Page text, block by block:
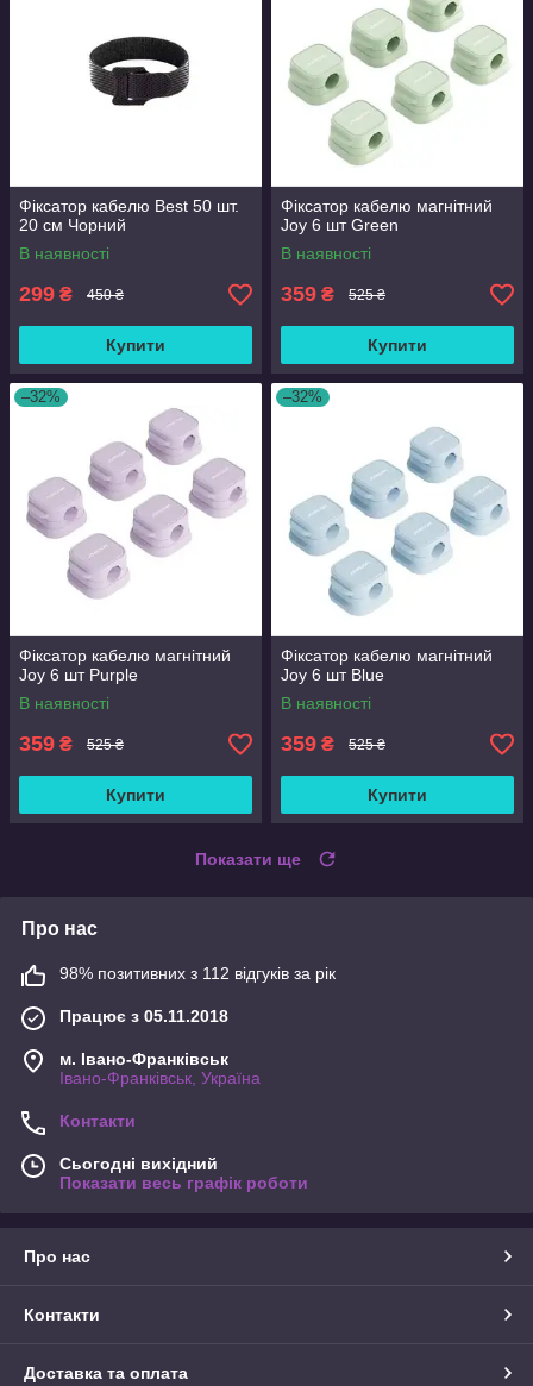
Фіксатор кабелю Best 50 шт.
20 см Чорний
В наявності
299 ₴ 450 ₴
Купити
Фіксатор кабелю магнітний
Joy 6 шт Green
В наявності
359 ₴ 525 ₴
Купити
–32%
Фіксатор кабелю магнітний
Joy 6 шт Purple
В наявності
359 ₴ 525 ₴
Купити
–32%
Фіксатор кабелю магнітний
Joy 6 шт Blue
В наявності
359 ₴ 525 ₴
Купити
Показати ще
Про нас
98% позитивних з 112 відгуків за рік
Працює з 05.11.2018
м. Івано-Франківськ
Івано-Франківськ, Україна
Контакти
Сьогодні вихідний
Показати весь графік роботи
Про нас
Контакти
Доставка та оплата